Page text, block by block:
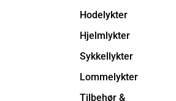
Hodelykter
Hjelmlykter
Sykkellykter
Lommelykter
Tilbehør &